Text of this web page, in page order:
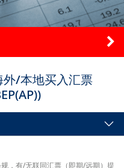
/本地买入汇票
，有/无联同汇票（即期/远期）提